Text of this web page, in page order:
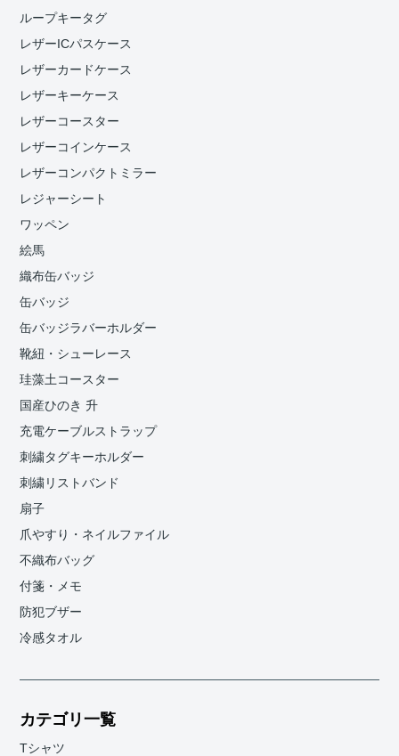
ループキータグ
レザーICパスケース
レザーカードケース
レザーキーケース
レザーコースター
レザーコインケース
レザーコンパクトミラー
レジャーシート
ワッペン
絵馬
織布缶バッジ
缶バッジ
缶バッジラバーホルダー
靴紐・シューレース
珪藻土コースター
国産ひのき 升
充電ケーブルストラップ
刺繍タグキーホルダー
刺繍リストバンド
扇子
爪やすり・ネイルファイル
不織布バッグ
付箋・メモ
防犯ブザー
冷感タオル
カテゴリ一覧
Tシャツ